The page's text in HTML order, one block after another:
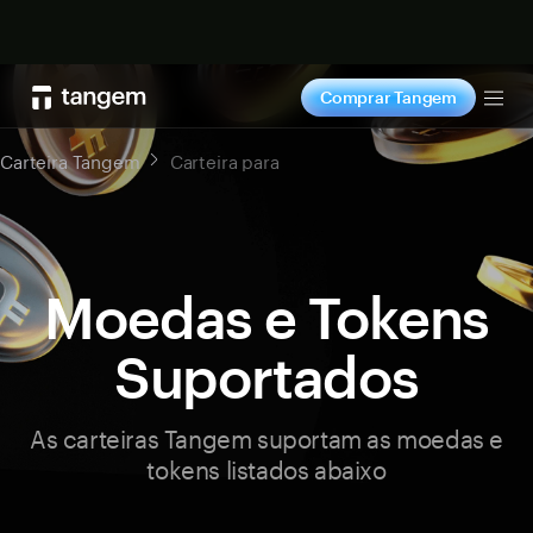
Comprar Tangem
Carteira Tangem Carteira para
Moedas e Tokens
Suportados
As carteiras Tangem suportam as moedas e
tokens listados abaixo